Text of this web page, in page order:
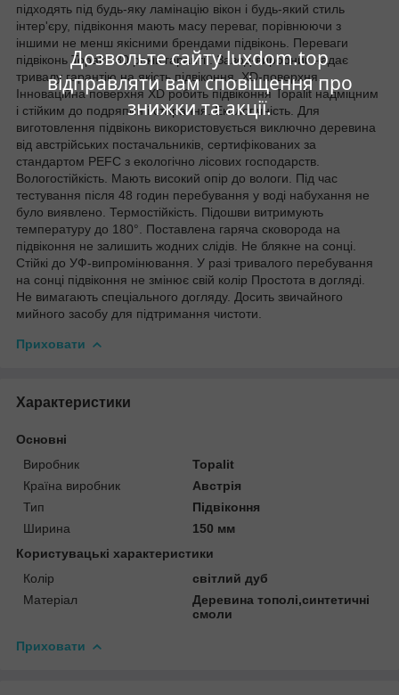
Дозвольте сайту luxdom.top
відправляти вам сповіщення про
знижки та акції.
підходять під будь-яку ламінацію вікон і будь-який стиль
інтер'єру, підвіконня мають масу переваг, порівнюючи з
іншими не менш якісними брендами підвіконь. Переваги
підвіконь Topalit: 30 років гарантії. Завод-виробник надає
тривалу гарантію на якість підвіконня. XD-поверхня.
Інноваційна поверхня XD робить підвіконня Topalit надміцним
і стійким до подряпин і стирання. Екологічність. Для
виготовлення підвіконь використовується виключно деревина
від австрійських постачальників, сертифікованих за
стандартом PEFC з екологічно лісових господарств.
Вологостійкість. Мають високий опір до вологи. Під час
тестування після 48 годин перебування у воді набухання не
було виявлено. Термостійкість. Підошви витримують
температуру до 180°. Поставлена гаряча сковорода на
підвіконня не залишить жодних слідів. Не блякне на сонці.
Стійкі до УФ-випромінювання. У разі тривалого перебування
на сонці підвіконня не змінює свій колір Простота в догляді.
Не вимагають спеціального догляду. Досить звичайного
мийного засобу для підтримання чистоти.
Приховати
Характеристики
Основні
Виробник
Topalit
Країна виробник
Австрія
Тип
Підвіконня
Ширина
150 мм
Користувацькі характеристики
Колір
світлий дуб
Матеріал
Деревина тополі,синтетичні
смоли
Приховати